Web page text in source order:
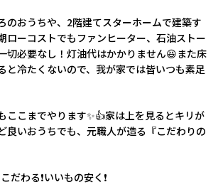
のおうちや、2階建てスターホームで建築す
ローコストでもファンヒーター、石油ストー
切必要なし！灯油代はかかりません😆また床
と冷たくないので、我が家では皆いつも素足
ここまでやります✨👍家は上を見るとキリが
良いおうちでも、元職人が造る『こだわりの
だわる❗️いいもの安く❗️